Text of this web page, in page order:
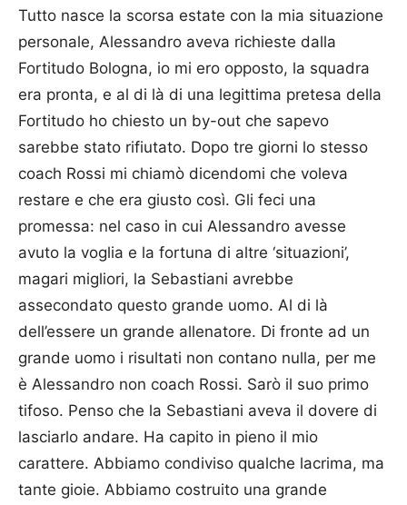
Tutto nasce la scorsa estate con la mia situazione
personale, Alessandro aveva richieste dalla
Fortitudo Bologna, io mi ero opposto, la squadra
era pronta, e al di là di una legittima pretesa della
Fortitudo ho chiesto un by-out che sapevo
sarebbe stato rifiutato. Dopo tre giorni lo stesso
coach Rossi mi chiamò dicendomi che voleva
restare e che era giusto così. Gli feci una
promessa: nel caso in cui Alessandro avesse
avuto la voglia e la fortuna di altre ‘situazioni’,
magari migliori, la Sebastiani avrebbe
assecondato questo grande uomo. Al di là
dell’essere un grande allenatore. Di fronte ad un
grande uomo i risultati non contano nulla, per me
è Alessandro non coach Rossi. Sarò il suo primo
tifoso. Penso che la Sebastiani aveva il dovere di
lasciarlo andare. Ha capito in pieno il mio
carattere. Abbiamo condiviso qualche lacrima, ma
tante gioie. Abbiamo costruito una grande